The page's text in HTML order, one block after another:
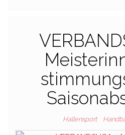
Hallensport